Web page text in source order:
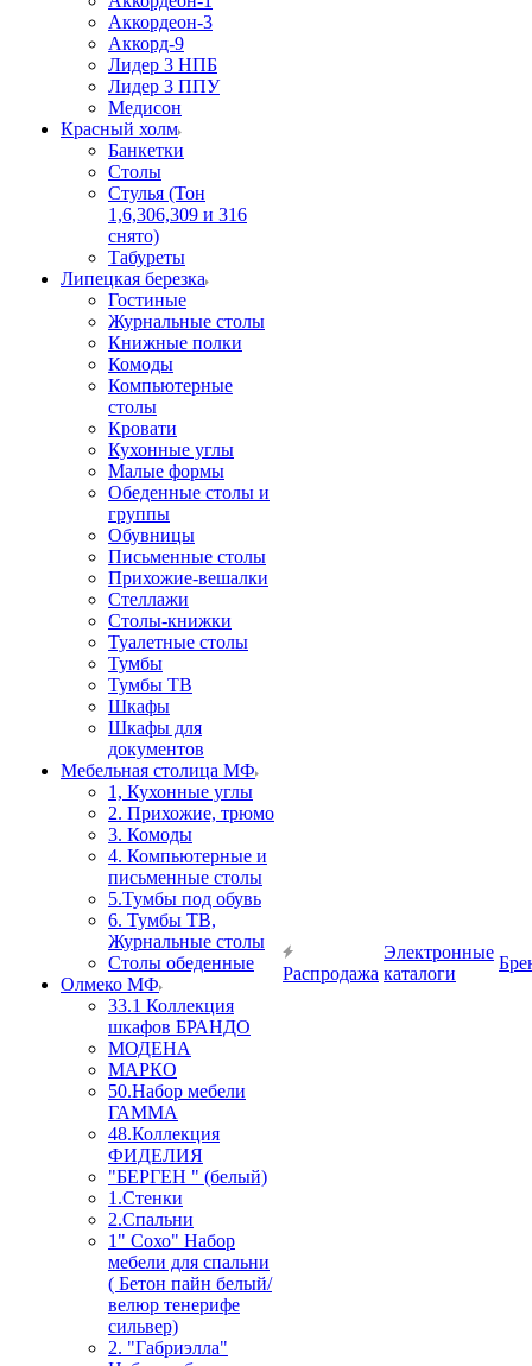
Аккордеон-3
Аккорд-9
Лидер 3 НПБ
Лидер 3 ППУ
Медисон
Красный холм
Банкетки
Столы
Стулья (Тон
1,6,306,309 и 316
снято)
Табуреты
Липецкая березка
Гостиные
Журнальные столы
Книжные полки
Комоды
Компьютерные
столы
Кровати
Кухонные углы
Малые формы
Обеденные столы и
группы
Обувницы
Письменные столы
Прихожие-вешалки
Стеллажи
Столы-книжки
Туалетные столы
Тумбы
Тумбы ТВ
Шкафы
Шкафы для
документов
Мебельная столица МФ
1, Кухонные углы
2. Прихожие, трюмо
3. Комоды
4. Компьютерные и
письменные столы
5.Тумбы под обувь
6. Тумбы ТВ,
Журнальные столы
Столы обеденные
Олмеко МФ
33.1 Коллекция
шкафов БРАНДО
МОДЕНА
МАРКО
50.Набор мебели
ГАММА
48.Коллекция
ФИДЕЛИЯ
"БЕРГЕН " (белый)
1.Стенки
2.Спальни
1" Сохо" Набор
мебели для спальни
( Бетон пайн белый/
велюр тенерифе
сильвер)
2. "Габриэлла"
Распродажа
Электронные
каталоги